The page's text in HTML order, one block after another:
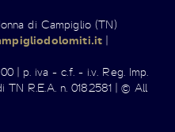
di Campiglio (TN)
|
| p. iva - c.f. - i.v. Reg. Imp.
TN R.E.A. n. 0182581 | © All